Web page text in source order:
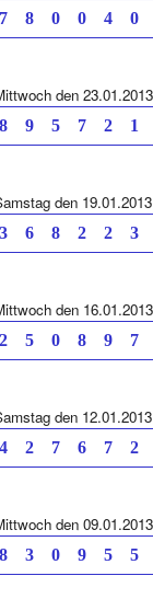
7 8 0 0 4 0
den 23.01.2013
8 9 5 7 2 1
den 19.01.2013
3 6 8 2 2 3
den 16.01.2013
2 5 0 8 9 7
den 12.01.2013
4 2 7 6 7 2
den 09.01.2013
8 3 0 9 5 5